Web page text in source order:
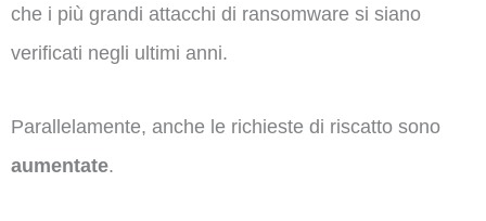
che i più grandi attacchi di ransomware si siano
verificati negli ultimi anni.
Parallelamente, anche le richieste di riscatto sono
aumentate.